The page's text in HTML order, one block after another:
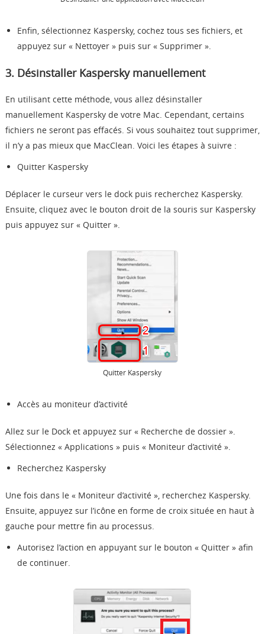
Enfin, sélectionnez Kaspersky, cochez tous ses fichiers, et
appuyez sur « Nettoyer » puis sur « Supprimer ».
3. Désinstaller Kaspersky manuellement
En utilisant cette méthode, vous allez désinstaller
manuellement Kaspersky de votre Mac. Cependant, certains
fichiers ne seront pas effacés. Si vous souhaitez tout supprimer,
il n’y a pas mieux que MacClean. Voici les étapes à suivre :
Quitter Kaspersky
Déplacer le curseur vers le dock puis recherchez Kaspersky.
Ensuite, cliquez avec le bouton droit de la souris sur Kaspersky
puis appuyez sur « Quitter ».
Quitter Kaspersky
Accès au moniteur d’activité
Allez sur le Dock et appuyez sur « Recherche de dossier ».
Sélectionnez « Applications » puis « Moniteur d’activité ».
Recherchez Kaspersky
Une fois dans le « Moniteur d’activité », recherchez Kaspersky.
Ensuite, appuyez sur l’icône en forme de croix située en haut à
gauche pour mettre fin au processus.
Autorisez l’action en appuyant sur le bouton « Quitter » afin
de continuer.